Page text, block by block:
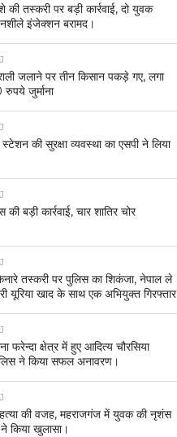
तस्करी पर बड़ी कार्रवाई, दो युवक
इंजेक्शन बरामद।
जलाने पर तीन किसान पकड़े गए, लगा
जुर्माना
की सुरक्षा व्यवस्था का एसपी ने लिया
बड़ी कार्रवाई, चार शातिर चोर
तस्करी पर पुलिस का शिकंजा, नेपाल ले
यूरिया खाद के साथ एक अभियुक्त गिरफ्तार
फरेन्दा क्षेत्र में हुए आदित्य चौरसिया
ने किया सफल अनावरण।
की वजह, महराजगंज में युवक की नृशंस
किया खुलासा।